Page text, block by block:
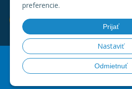
preferencie.
Prijať
Nastaviť
Odmietnuť
© 2026 Laboratornatechnika.sk •
connectorby